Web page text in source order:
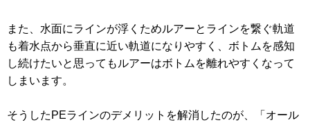
また、水面にラインが浮くためルアーとラインを繋ぐ軌道
も着水点から垂直に近い軌道になりやすく、ボトムを感知
し続けたいと思ってもルアーはボトムを離れやすくなって
しまいます。
そうしたPEラインのデメリットを解消したのが、「オール